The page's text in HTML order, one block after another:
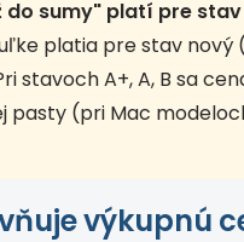
do sumy" platí pre
platia pre stav
stavoch A+, A, B sa
pasty (pri Mac
výkupnú